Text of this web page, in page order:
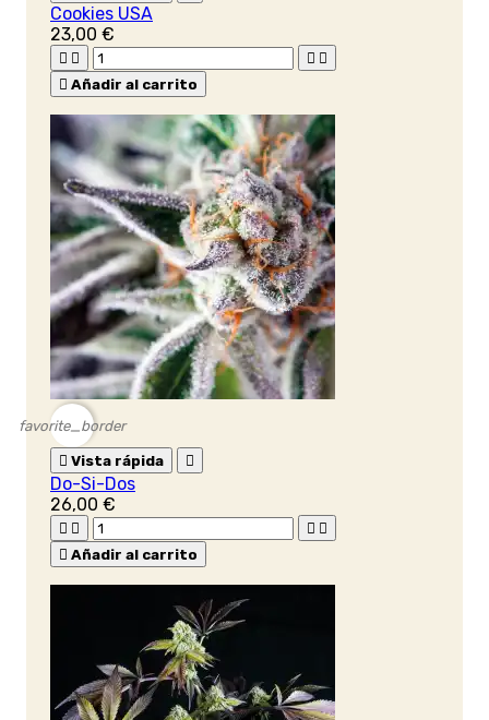
Cookies USA
23,00 €
   
 Añadir al carrito
favorite_border
 Vista rápida 
Do-Si-Dos
26,00 €
   
 Añadir al carrito